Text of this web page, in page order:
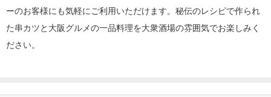
ーのお客様にも気軽にご利用いただけます。秘伝のレシピで作られ
た串カツと大阪グルメの一品料理を大衆酒場の雰囲気でお楽しみく
ださい。